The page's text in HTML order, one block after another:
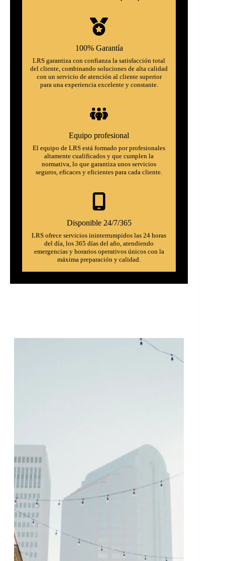
100% Garantía
LRS garantiza con confianza la satisfacción total
del cliente, combinando soluciones de alta calidad
con un servicio de atención al cliente superior
para una experiencia excelente y constante.
Equipo profesional
El equipo de LRS está formado por profesionales
altamente cualificados y que cumplen la
normativa, lo que garantiza unos servicios
seguros, eficaces y eficientes para cada cliente.
Disponible 24/7/365
LRS ofrece servicios ininterrumpidos las 24 horas
del día, los 365 días del año, atendiendo
emergencias y horarios operativos únicos con la
máxima preparación y calidad.